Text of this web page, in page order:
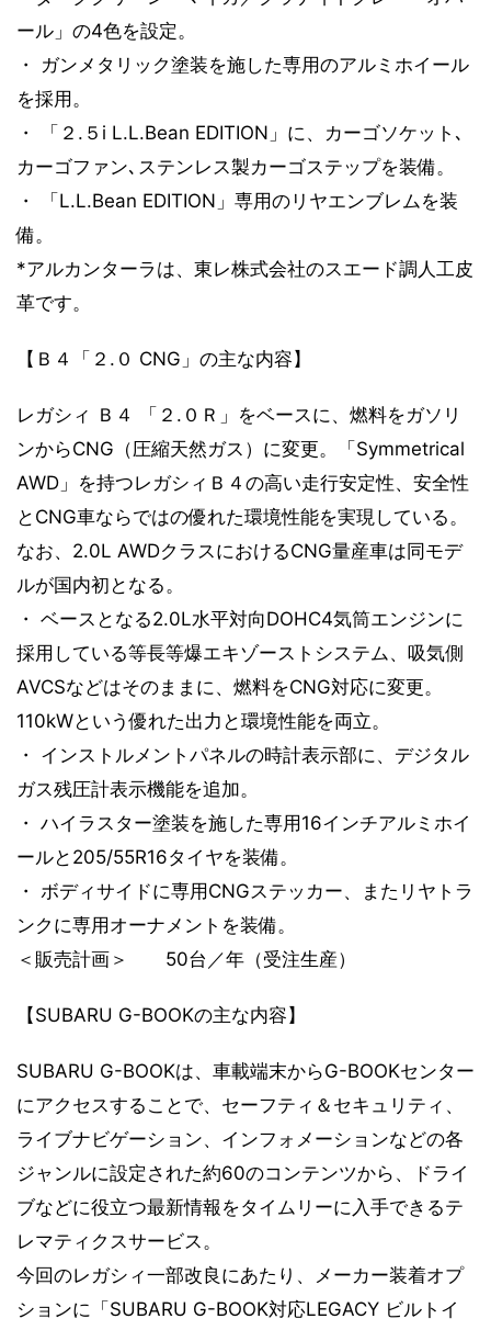
ール」の4色を設定。
・ ガンメタリック塗装を施した専用のアルミホイール
を採用。
・ 「２.５i L.L.Bean EDITION」に、カーゴソケット､
カーゴファン､ステンレス製カーゴステップを装備。
・ 「L.L.Bean EDITION」専用のリヤエンブレムを装
備。
*アルカンターラは、東レ株式会社のスエード調人工皮
革です。
【Ｂ４「２.０ CNG」の主な内容】
レガシィ Ｂ４ 「２.０Ｒ」をベースに、燃料をガソリ
ンからCNG（圧縮天然ガス）に変更。「Symmetrical
AWD」を持つレガシィＢ４の高い走行安定性、安全性
とCNG車ならではの優れた環境性能を実現している。
なお、2.0L AWDクラスにおけるCNG量産車は同モデ
ルが国内初となる。
・ ベースとなる2.0L水平対向DOHC4気筒エンジンに
採用している等長等爆エキゾーストシステム、吸気側
AVCSなどはそのままに、燃料をCNG対応に変更。
110kWという優れた出力と環境性能を両立。
・ インストルメントパネルの時計表示部に、デジタル
ガス残圧計表示機能を追加。
・ ハイラスター塗装を施した専用16インチアルミホイ
ールと205/55R16タイヤを装備。
・ ボディサイドに専用CNGステッカー、またリヤトラ
ンクに専用オーナメントを装備。
＜販売計画＞ 50台／年（受注生産）
【SUBARU G-BOOKの主な内容】
SUBARU G-BOOKは、車載端末からG-BOOKセンター
にアクセスすることで、セーフティ＆セキュリティ、
ライブナビゲーション、インフォメーションなどの各
ジャンルに設定された約60のコンテンツから、ドライ
ブなどに役立つ最新情報をタイムリーに入手できるテ
レマティクスサービス。
今回のレガシィ一部改良にあたり、メーカー装着オプ
ションに「SUBARU G-BOOK対応LEGACY ビルトイ